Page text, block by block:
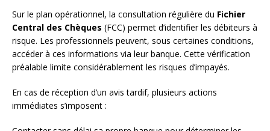
Sur le plan opérationnel, la consultation régulière du Fichier
Central des Chèques (FCC) permet d’identifier les débiteurs à
risque. Les professionnels peuvent, sous certaines conditions,
accéder à ces informations via leur banque. Cette vérification
préalable limite considérablement les risques d’impayés.
En cas de réception d’un avis tardif, plusieurs actions
immédiates s’imposent :